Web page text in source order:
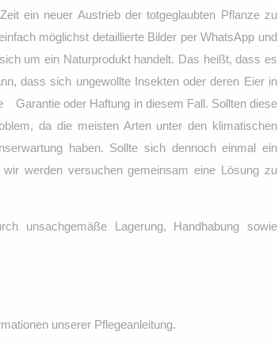
ein neuer Austrieb der totgeglaubten Pflanze zu
möglichst detaillierte Bilder per WhatsApp und
um ein Naturprodukt handelt. Das heißt, dass es
dass sich ungewollte Insekten oder deren Eier in
Garantie oder Haftung in diesem Fall. Sollten diese
da die meisten Arten unter den klimatischen
haben. Sollte sich dennoch einmal ein
werden versuchen gemeinsam eine Lösung zu
unsachgemäße Lagerung, Handhabung sowie
unserer Pflegeanleitung.